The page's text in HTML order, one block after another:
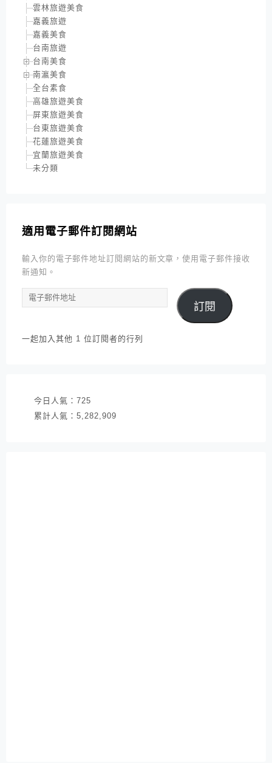
雲林旅遊美食
嘉義旅遊
嘉義美食
台南旅遊
台南美食
南瀛美食
全台素食
高雄旅遊美食
屏東旅遊美食
台東旅遊美食
花蓮旅遊美食
宜蘭旅遊美食
未分類
適用電子郵件訂閱網站
輸入你的電子郵件地址訂閱網站的新文章，使用電子郵件接收
新通知。
電
子
件
訂閱
一起加入其他 1 位訂閱者的行列
今日人氣： 725
累計人氣： 5,282,909